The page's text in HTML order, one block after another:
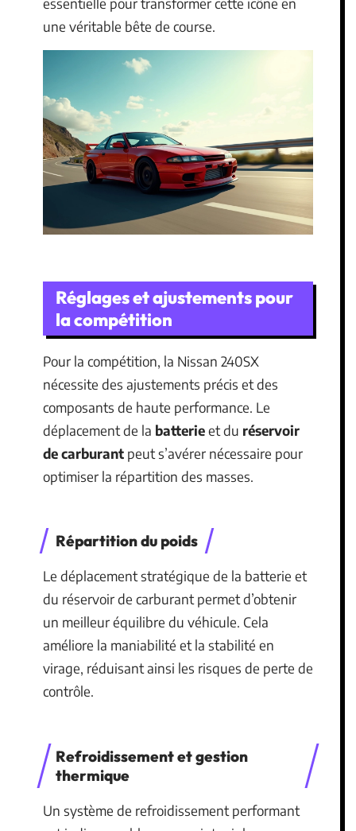
une véritable bête de course.
Réglages et ajustements pour
la compétition
Pour la compétition, la Nissan 240SX
nécessite des ajustements précis et des
composants de haute performance. Le
déplacement de la batterieet du réservoir
de carburant peut s’avérer nécessaire pour
optimiser la répartition des masses.
Répartition du poids
Le déplacement stratégique de la batterie et
du réservoir de carburant permet d’obtenir
un meilleur équilibre du véhicule. Cela
améliore la maniabilité et la stabilité en
virage, réduisant ainsi les risques de perte de
contrôle.
Refroidissement et gestion
thermique
Un système de refroidissement performant